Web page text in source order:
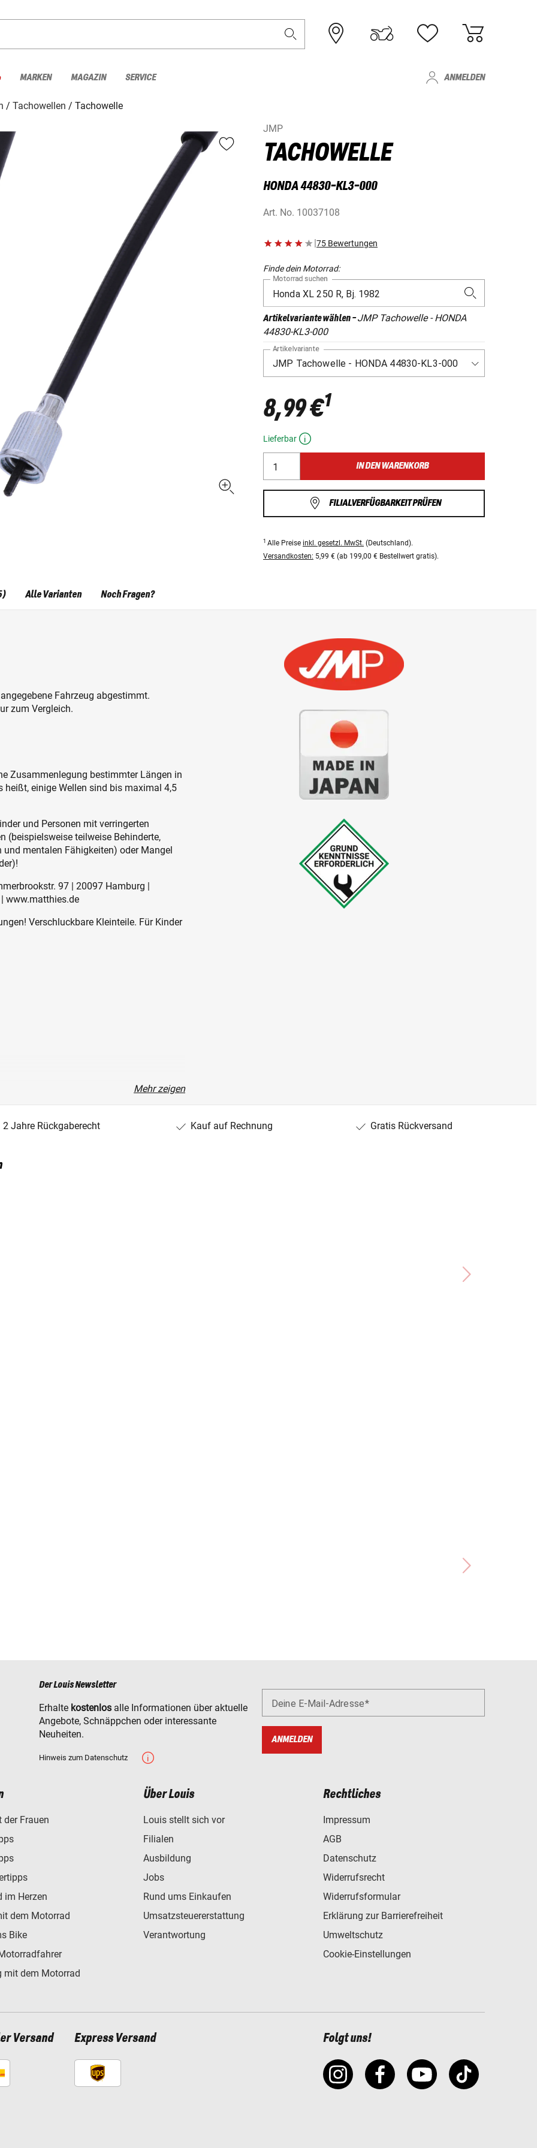
MARKEN MAGAZIN SERVICE ANMELDEN
Tachowellen
Tachowelle
JMP
TACHOWELLE
HONDA 44830-KL3-000
Art. No. 10037108
|75 Bewertungen
Finde dein Motorrad:
Motorrad suchen
Artikelvariante wählen-JMP Tachowelle - HONDA
44830-KL3-000
Artikelvariante
8,99 €1
Lieferbar
IN DEN WARENKORB
FILIALVERFÜGBARKEIT PRÜFEN
1 Alle Preise inkl. gesetzl. MwSt. (Deutschland).
Versandkosten: 5,99 € (ab 199,00 € Bestellwert gratis).
Fahrzeug abgestimmt.
zum Vergleich.
Zusammenlegung bestimmter Längen in
einige Wellen sind bis maximal 4,5
und Personen mit verringerten
(beispielsweise teilweise Behinderte,
mentalen Fähigkeiten) oder Mangel
97 | 20097 Hamburg |
www.matthies.de
Verschluckbare Kleinteile. Für Kinder
Mehr zeigen
Alle Varianten Noch Fragen?
2 Jahre Rückgaberecht Kauf auf Rechnung Gratis Rückversand
Der Louis Newsletter
Erhalte kostenlos alle Informationen über aktuelle
Angebote, Schnäppchen oder interessante
Neuheiten.
Hinweis zum Datenschutz
Deine E-Mail-Adresse
ANMELDEN
der Frauen
im Herzen
dem Motorrad
Bike
mit dem Motorrad
Über Louis
Louis stellt sich vor
Filialen
Ausbildung
Jobs
Rund ums Einkaufen
Umsatzsteuererstattung
Verantwortung
Rechtliches
Impressum
AGB
Datenschutz
Widerrufsrecht
Widerrufsformular
Erklärung zur Barrierefreiheit
Umweltschutz
Cookie-Einstellungen
Versand Express Versand Folgt uns!